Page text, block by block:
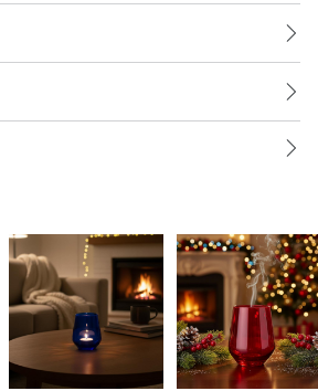
gönderilmektedir.